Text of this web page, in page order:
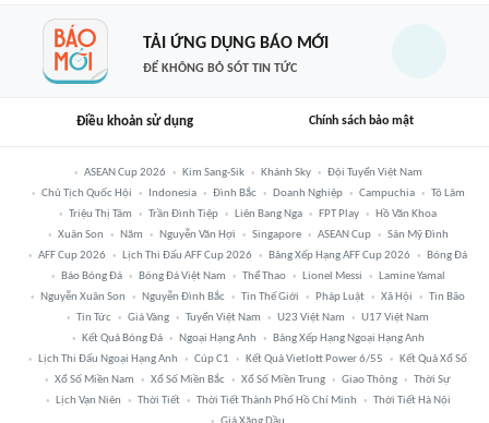
TẢI ỨNG DỤNG BÁO MỚI
ĐỂ KHÔNG BỎ SÓT TIN TỨC
Điều khoản sử dụng Chính sách bảo mật
ASEAN Cup 2026 Kim Sang-Sik Khánh Sky
Đội Tuyển Việt Nam
Chủ Tịch Quốc Hội
Indonesia Đình Bắc Doanh Nghiệp Campuchia
Tô Lâm
Triệu Thị Tâm
Trần Đình Tiệp Liên Bang Nga FPT Play
Hồ Văn Khoa
Xuân Son
Năm Nguyễn Văn Hợi Singapore ASEAN Cup
Sân Mỹ Đình
AFF Cup 2026
Lịch Thi Đấu AFF Cup 2026 Bảng Xếp Hạng AFF Cup 2026
Bóng Đá
Báo Bóng Đá
Bóng Đá Việt Nam Thể Thao Lionel Messi
Lamine Yamal
Nguyễn Xuân Son
Nguyễn Đình Bắc Tin Thế Giới Pháp Luật Xã Hội
Tin Bão
Tin Tức
Giá Vàng Tuyển Việt Nam U23 Việt Nam
U17 Việt Nam
Kết Quả Bóng Đá
Ngoại Hạng Anh
Bảng Xếp Hạng Ngoại Hạng Anh
Lịch Thi Đấu Ngoại Hạng Anh
Cúp C1 Kết Quả Vietlott Power 6/55
Kết Quả Xổ Số
Xổ Số Miền Nam
Xổ Số Miền Bắc Xổ Số Miền Trung Giao Thông
Thời Sự
Lịch Vạn Niên
Thời Tiết Thời Tiết Thành Phố Hồ Chí Minh
Thời Tiết Hà Nội
Giá Xăng Dầu